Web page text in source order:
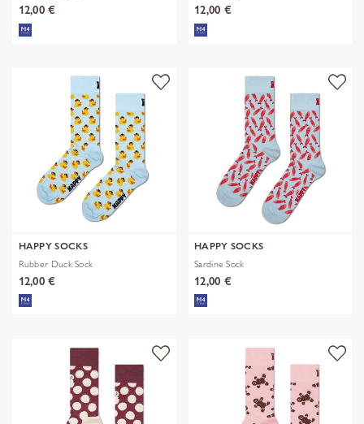
12,00 € 12,00 €
HAPPY SOCKS
Rubber Duck Sock
12,00 €
HAPPY SOCKS
Sardine Sock
12,00 €